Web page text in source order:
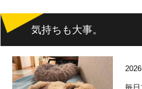
気持ちも大事。